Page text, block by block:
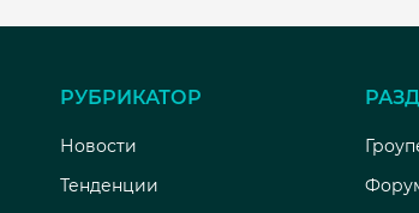
РУБРИКАТОР
Новости
Тенденции